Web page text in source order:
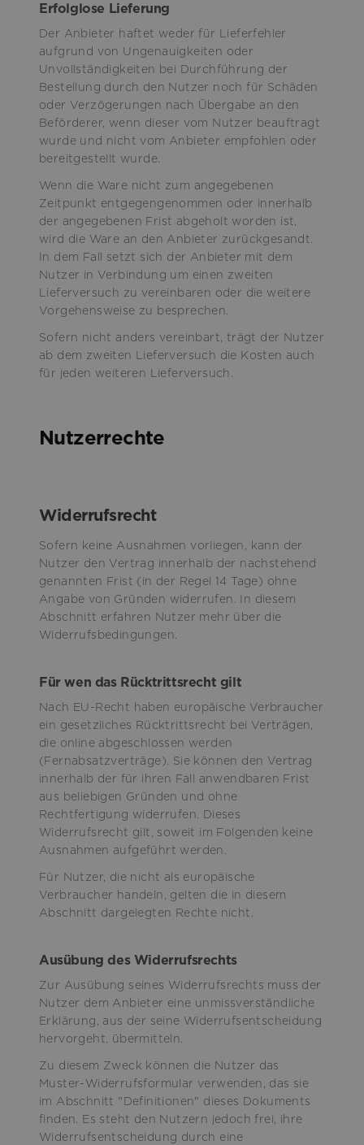
Erfolglose Lieferung
Der Anbieter haftet weder für Lieferfehler
aufgrund von Ungenauigkeiten oder
Unvollständigkeiten bei Durchführung der
Bestellung durch den Nutzer noch für Schäden
oder Verzögerungen nach Übergabe an den
Beförderer, wenn dieser vom Nutzer beauftragt
wurde und nicht vom Anbieter empfohlen oder
bereitgestellt wurde.
Wenn die Ware nicht zum angegebenen
Zeitpunkt entgegengenommen oder innerhalb
der angegebenen Frist abgeholt worden ist,
wird die Ware an den Anbieter zurückgesandt.
In dem Fall setzt sich der Anbieter mit dem
Nutzer in Verbindung um einen zweiten
Lieferversuch zu vereinbaren oder die weitere
Vorgehensweise zu besprechen.
Sofern nicht anders vereinbart, trägt der Nutzer
ab dem zweiten Lieferversuch die Kosten auch
für jeden weiteren Lieferversuch.
Nutzerrechte
Widerrufsrecht
Sofern keine Ausnahmen vorliegen, kann der
Nutzer den Vertrag innerhalb der nachstehend
genannten Frist (in der Regel 14 Tage) ohne
Angabe von Gründen widerrufen. In diesem
Abschnitt erfahren Nutzer mehr über die
Widerrufsbedingungen.
Für wen das Rücktrittsrecht gilt
Nach EU-Recht haben europäische Verbraucher
ein gesetzliches Rücktrittsrecht bei Verträgen,
die online abgeschlossen werden
(Fernabsatzverträge). Sie können den Vertrag
innerhalb der für ihren Fall anwendbaren Frist
aus beliebigen Gründen und ohne
Rechtfertigung widerrufen. Dieses
Widerrufsrecht gilt, soweit im Folgenden keine
Ausnahmen aufgeführt werden.
Für Nutzer, die nicht als europäische
Verbraucher handeln, gelten die in diesem
Abschnitt dargelegten Rechte nicht.
Ausübung des Widerrufsrechts
Zur Ausübung seines Widerrufsrechts muss der
Nutzer dem Anbieter eine unmissverständliche
Erklärung, aus der seine Widerrufsentscheidung
hervorgeht, übermitteln.
Zu diesem Zweck können die Nutzer das
Muster-Widerrufsformular verwenden, das sie
im Abschnitt "Definitionen" dieses Dokuments
finden. Es steht den Nutzern jedoch frei, ihre
Widerrufsentscheidung durch eine